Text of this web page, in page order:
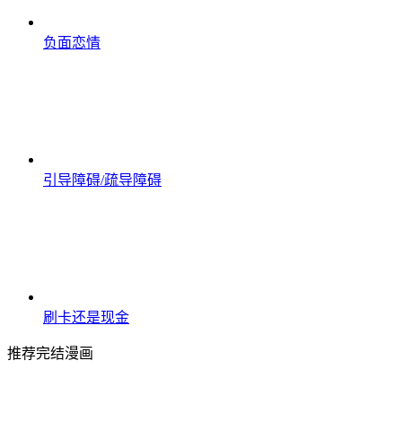
负面恋情
引导障碍/疏导障碍
刷卡还是现金
推荐完结漫画